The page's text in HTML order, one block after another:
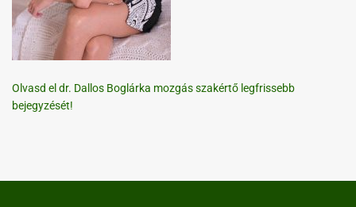
Olvasd el dr. Dallos Boglárka mozgás szakértő legfrissebb
bejegyzését!